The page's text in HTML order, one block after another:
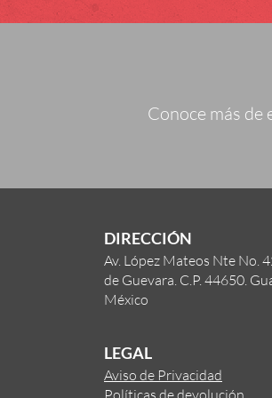
Conoce más de
DIRECCIÓN
Av. López Mateos Nte No.
de Guevara. C.P. 44650.
México
LEGAL
Aviso de Privacidad
Políticas de devolución